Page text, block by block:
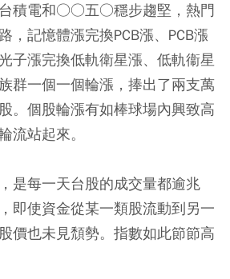
積電和○○五○穩步趨堅，熱門
，記憶體漲完換PCB漲、PCB漲
子漲完換低軌衛星漲、低軌衞星
群一個一個輪漲，捧出了兩支萬
。個股輪漲有如棒球場內興致高
流站起來。
是每一天台股的成交量都逾兆
即使資金從某一類股流動到另一
價也未見頹勢。指數如此節節高